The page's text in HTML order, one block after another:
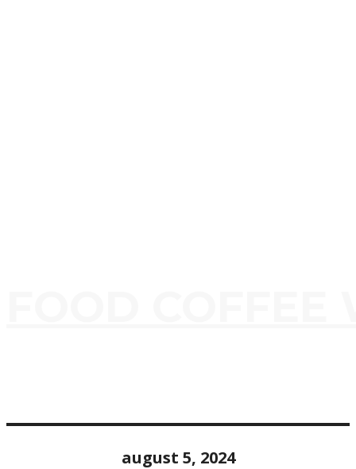
august 5, 2024